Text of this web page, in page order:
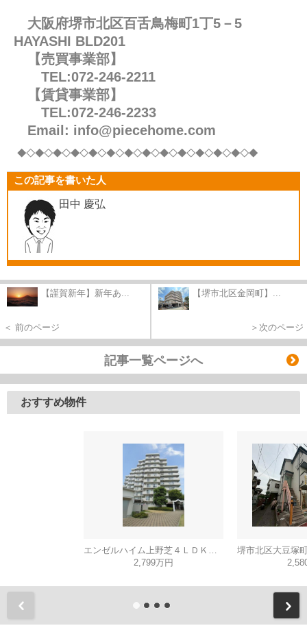
大阪府堺市北区百舌鳥梅町1丁5－5
HAYASHI BLD201
【売買事業部】
TEL:072-246-2211
【賃貸事業部】
TEL:072-246-2233
Email: info@piecehome.com
◆◇◆◇◆◇◆◇◆◇◆◇◆◇◆◇◆◇◆◇◆◇◆◇◆◇◆
この記事を書いた人
田中 慶弘
【謹賀新年】新年あ...
＜ 前のページ
【堺市北区金岡町】...
＞次のページ
記事一覧ページへ
おすすめ物件
2,799万円